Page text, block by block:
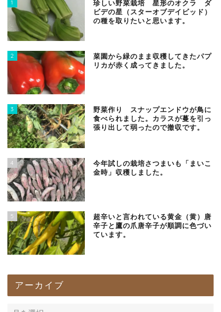
1
珍しい野菜栽培 星形のオクラ ダ
ビデの星（スターオブデイビッド）
の種を取りたいと思います。
2
菜園から緑のまま収穫してきたパプ
リカが赤く成ってきました。
3
野菜作り スナップエンドウが鳥に
食べられました。カラスが蔓を引っ
張り出して弱ったので撤収です。
4
今年試しの栽培さつまいも「まいこ
金時」収穫しました。
5
超辛いと言われている黄金（黄）唐
辛子と鷹の爪唐辛子が順調に色づい
ています。
アーカイブ